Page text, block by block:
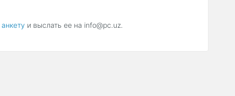
анкету и выслать ее на info@pc.uz.